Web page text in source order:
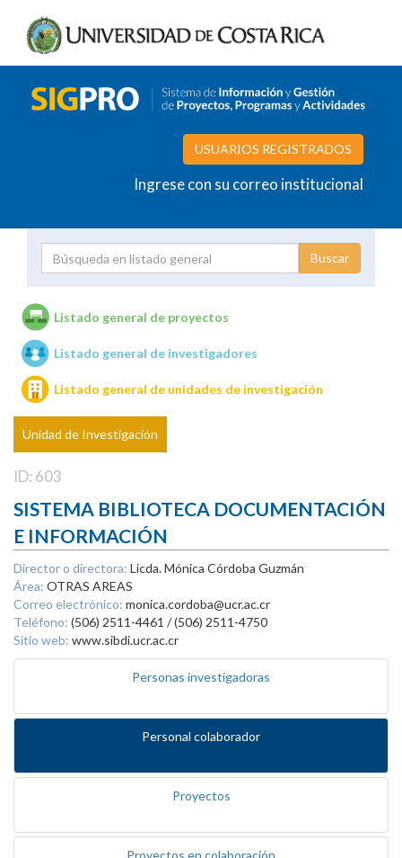
USUARIOS REGISTRADOS
Ingrese con su correo institucional
Unidades de investigación
Listado general de proyectos
Listado general de investigadores
Listado general de unidades de investigación
Unidad de Investigación
ID: 603
SISTEMA BIBLIOTECA DOCUMENTACIÓN
E INFORMACIÓN
Director o directora: Licda. Mónica Córdoba Guzmán
Área: OTRAS AREAS
Correo electrónico: monica.cordoba@ucr.ac.cr
Teléfono: (506) 2511-4461 / (506) 2511-4750
Sitio web: www.sibdi.ucr.ac.cr
Personas investigadoras
Personal colaborador
Proyectos
Proyectos en colaboración